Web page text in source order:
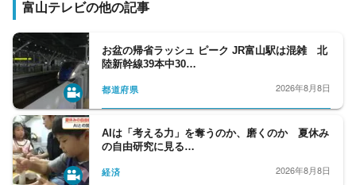
富山テレビの他の記事
お盆の帰省ラッシュ ピーク JR富山駅は混雑 北
陸新幹線39本中30…
都道府県 2026年8月8日
AIは「考える力」を奪うのか、磨くのか 夏休み
の自由研究に見る…
経済 2026年8月8日